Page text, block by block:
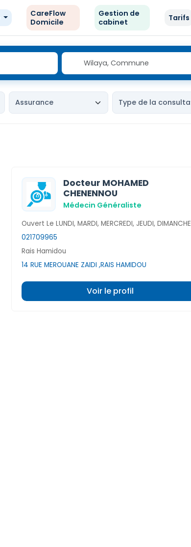
CareFlow
Domicile
Gestion de
cabinet
Tarifs
Docteur MOHAMED
CHENENNOU
Médecin Généraliste
Ouvert Le LUNDI, MARDI, MERCREDI, JEUDI, DIMANCHE
021709965
Rais Hamidou
14 RUE MEROUANE ZAIDI ,RAIS HAMIDOU
Voir le profil